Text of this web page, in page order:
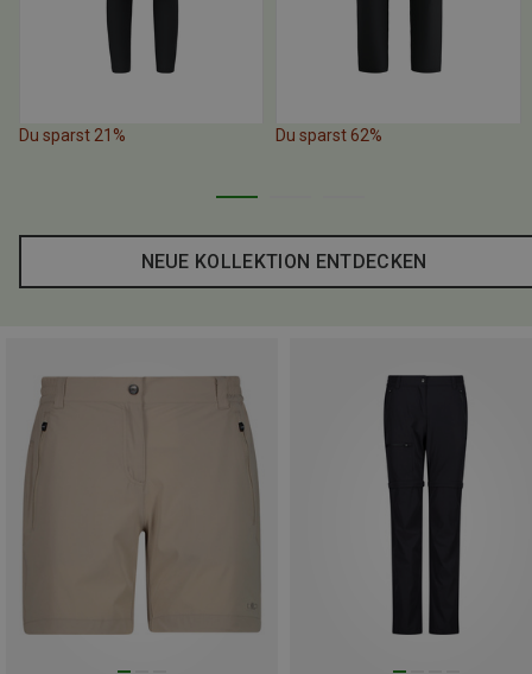
Du sparst 21% Du sparst 62%
NEUE KOLLEKTION ENTDECKEN